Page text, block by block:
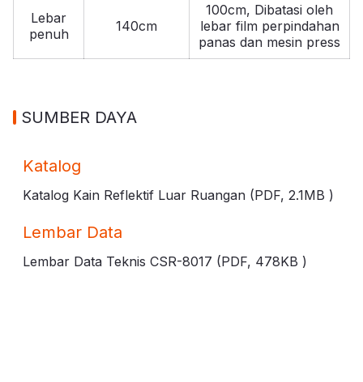
Lebar
penuh
140cm
100cm, Dibatasi oleh
lebar film perpindahan
panas dan mesin press
SUMBER DAYA
Katalog
Katalog Kain Reflektif Luar Ruangan (PDF, 2.1MB )
Lembar Data
Lembar Data Teknis CSR-8017 (PDF, 478KB )